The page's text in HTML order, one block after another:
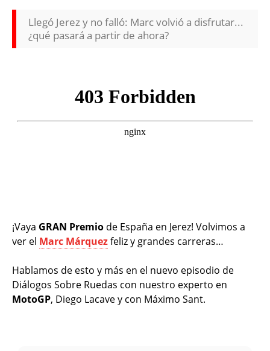
Llegó Jerez y no falló: Marc volvió a disfrutar...
¿qué pasará a partir de ahora?
¡Vaya GRAN Premio de España en Jerez! Volvimos a
ver el Marc Márquezfeliz y grandes carreras…
Hablamos de esto y más en el nuevo episodio de
Diálogos Sobre Ruedas con nuestro experto en
MotoGP, Diego Lacave y con Máximo Sant.